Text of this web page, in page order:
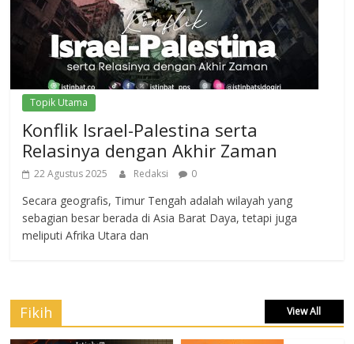
Topik Utama
Konflik Israel-Palestina serta
Relasinya dengan Akhir Zaman
22 Agustus 2025 Redaksi 0
Secara geografis, Timur Tengah adalah wilayah yang
sebagian besar berada di Asia Barat Daya, tetapi juga
meliputi Afrika Utara dan
Fikih View All